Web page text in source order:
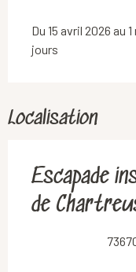
Du 15 avril 2026 au
jours
Localisation
Escapade
de